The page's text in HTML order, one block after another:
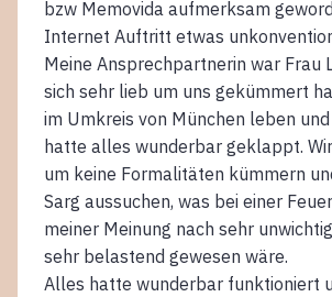
bzw Memovida aufmerksam
Internet Auftritt etwas
Meine Ansprechpartnerin war Frau
sich sehr lieb um uns gekümmert
im Umkreis von München leben und
hatte alles wunderbar geklappt.
um keine Formalitäten kümmern
Sarg aussuchen, was bei einer
meiner Meinung nach sehr
sehr belastend gewesen wäre.
Alles hatte wunderbar funktioniert